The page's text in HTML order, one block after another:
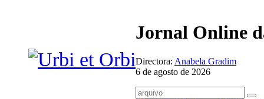
Jornal Online
Directora: Anabela Gradim
6 de agosto de 2026